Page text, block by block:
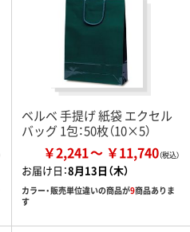
ベルベ 手提げ 紙袋 エクセル
バッグ 1包：50枚（10×5）
￥2,241 ￥11,740
お届け日：8月13日（木）
カラー・販売単位違いの商品が9商品ありま
す